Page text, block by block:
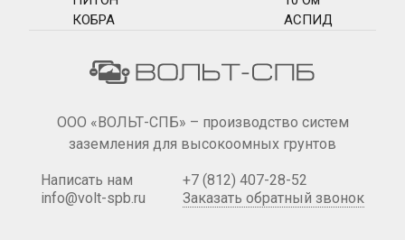
КОБРА
АСПИД
ООО «ВОЛЬТ-СПБ» – производство систем
заземления для высокоомных грунтов
Написать нам
info@volt-spb.ru
+7 (812) 407-28-52
Заказать обратный звонок